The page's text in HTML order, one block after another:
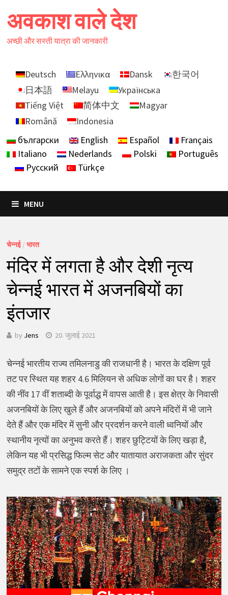
to
content
अवकाश वाले देश
अच्छी और सस्ती यात्रा की जानकारी
Deutsch Ελληνικα Dansk
한국어
日本語
Melayu
Українська
Tiếng Việt
简体中文
Magyar
Română
Indonesia
български
English Español
Français
Italiano
Nederlands Polski
Português
Русский
Türkçe
MENU
चेन्नई/ भारत
मंदिर में लगता है और देशी नृत्य
चेन्नई भारत में अजनबियों का
इंतजार
by Jens 20. जुलाई 2021
चेन्नई भारतीय राज्य तमिलनाडु की राजधानी है। भारत के दक्षिण पूर्व
तट पर स्थित यह शहर 4.6 मिलियन से अधिक लोगों का घर है। शहर
की नींव 17 वीं शताब्दी के पूर्वाद्ध में वापस आती है। इस क्षेत्र के निवासी
अजनबियों के लिए खुले हैं और अजनबियों को अपने मंदिरों में भी जाने
देते हैं और एक मंदिर में सुनी और प्रदर्शन करने वाली ध्वनियों और
स्थानीय नृत्यों का अनुभव करते हैं। शहर छुट्टियों के लिए खड़ा है,
लेकिन यह भी प्रसिद्ध फिल्म सेट और यातायात अराजकता और सुंदर
समुद्र तटों के सामने एक स्पर्श के लिए ।